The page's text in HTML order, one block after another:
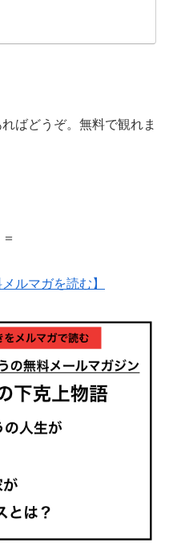
ばどうぞ。無料で観れま
ルマガを読む】